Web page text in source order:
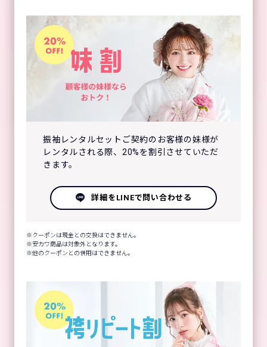
振袖レンタルセットご契約のお客様の妹様が
レンタルされる際、20%を割引させていただ
きます。
詳細をLINEで問い合わせる
クーポンは現金との交換はできません。
安カワ商品は対象外となります。
他のクーポンとの併用はできません。